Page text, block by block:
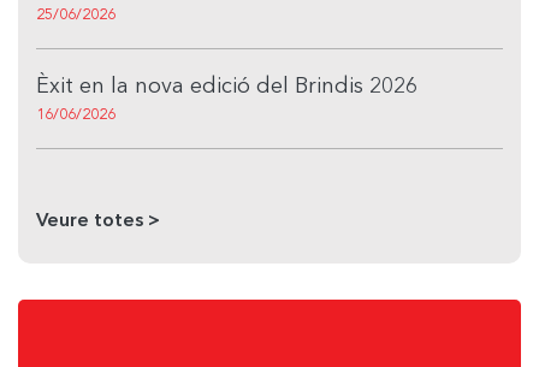
25/06/2026
Èxit en la nova edició del Brindis 2026
16/06/2026
Veure totes >